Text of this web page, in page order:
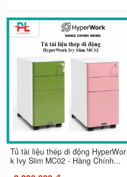
Tủ tài liệu thép di động HyperWor
k Ivy Slim MC02 - Hàng Chính...